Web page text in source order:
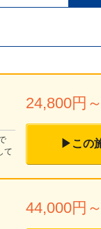
て
24,800円～
▶この
44,000円